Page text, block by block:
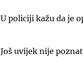
U policiji kažu da je
Još uvijek nije